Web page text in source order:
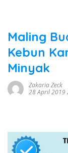
Maling
Kebun
Minyak
Zakaria Zeck
28 April 2019